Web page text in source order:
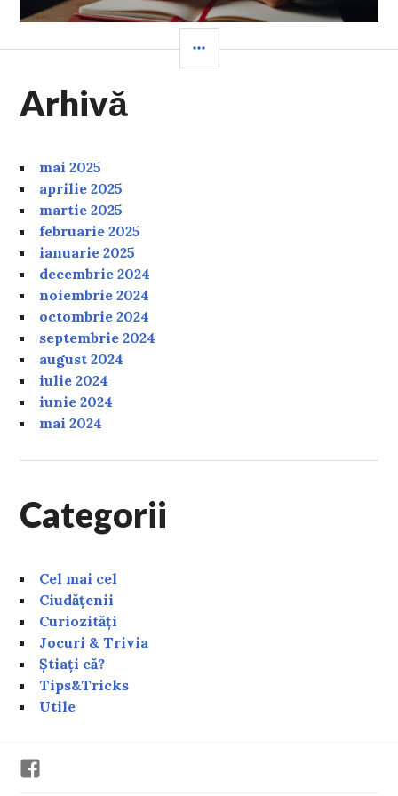
Arhivă
mai 2025
aprilie 2025
martie 2025
februarie 2025
ianuarie 2025
decembrie 2024
noiembrie 2024
octombrie 2024
septembrie 2024
august 2024
iulie 2024
iunie 2024
mai 2024
Categorii
Cel mai cel
Ciudățenii
Curiozități
Jocuri & Trivia
Știați că?
Tips&Tricks
Utile